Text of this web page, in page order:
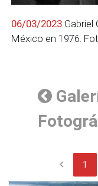
06/03/2023 Gabriel
México en 1976.
chevron_left 1